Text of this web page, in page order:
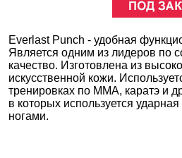
Everlast Punch - удобная
Является одним из лидеров по
качество. Изготовлена из
искусственной кожи.
тренировках по ММА, каратэ и
в которых используется
ногами.